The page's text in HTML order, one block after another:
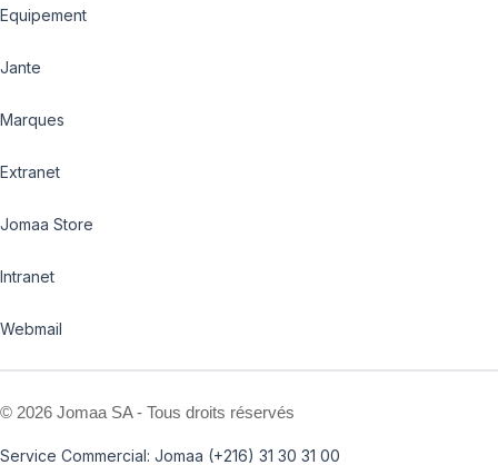
Equipement
Jante
Marques
Extranet
Jomaa Store
Intranet
Webmail
© 2026 Jomaa SA - Tous droits réservés
Service Commercial: Jomaa (+216) 31 30 31 00